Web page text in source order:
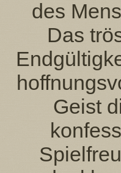
des
Das
Geist